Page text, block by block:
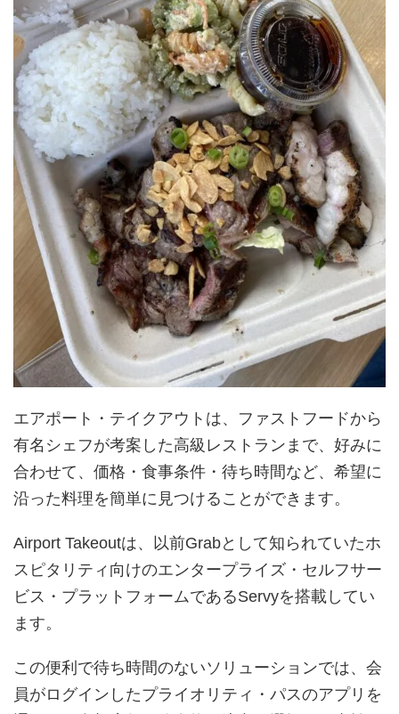
エアポート・テイクアウトは、ファストフードから
有名シェフが考案した高級レストランまで、好みに
合わせて、価格・食事条件・待ち時間など、希望に
沿った料理を簡単に見つけることができます。
Airport Takeoutは、以前Grabとして知られていたホ
スピタリティ向けのエンタープライズ・セルフサー
ビス・プラットフォームであるServyを搭載してい
ます。
この便利で待ち時間のないソリューションでは、会
員がログインしたプライオリティ・パスのアプリを